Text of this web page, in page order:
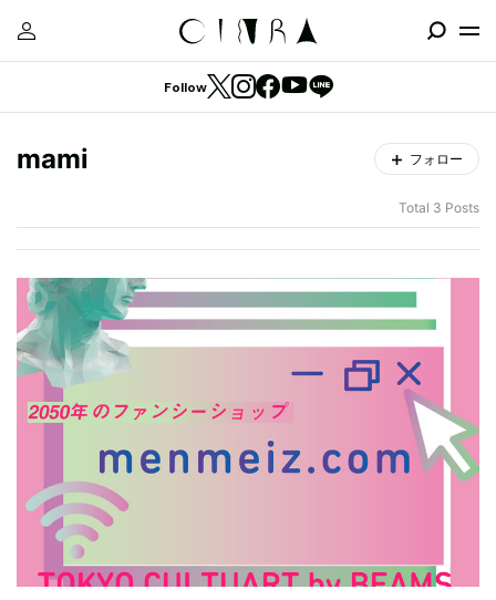
Follow
mami フォロー
Total 3 Posts